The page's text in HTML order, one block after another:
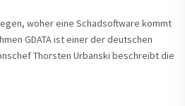
woher eine Schadsoftware kommt
GDATA ist einer der deutschen
Thorsten Urbanski beschreibt die